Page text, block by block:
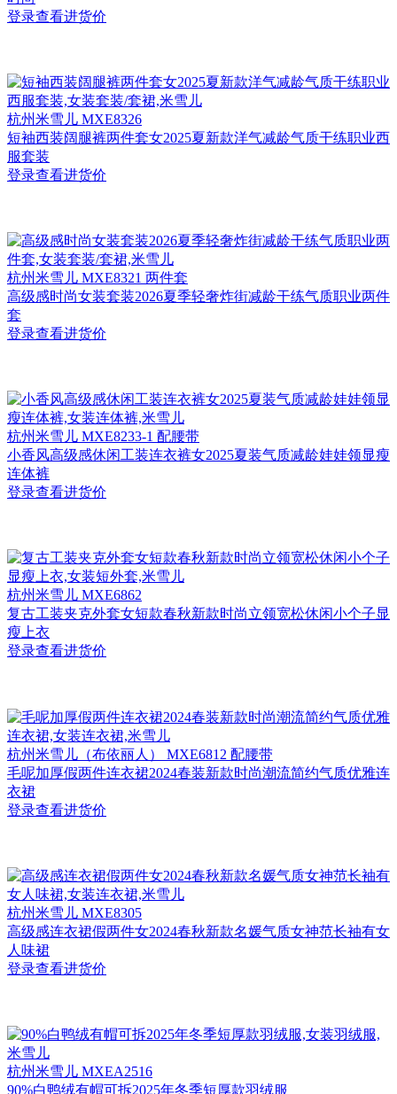
登录查看进货价
杭州米雪儿 MXE8326
短袖西装阔腿裤两件套女2025夏新款洋气减龄气质干练职业西
服套装
登录查看进货价
杭州米雪儿 MXE8321 两件套
高级感时尚女装套装2026夏季轻奢炸街减龄干练气质职业两件
套
登录查看进货价
杭州米雪儿 MXE8233-1 配腰带
小香风高级感休闲工装连衣裤女2025夏装气质减龄娃娃领显瘦
连体裤
登录查看进货价
杭州米雪儿 MXE6862
复古工装夹克外套女短款春秋新款时尚立领宽松休闲小个子显
瘦上衣
登录查看进货价
杭州米雪儿（布依丽人） MXE6812 配腰带
毛呢加厚假两件连衣裙2024春装新款时尚潮流简约气质优雅连
衣裙
登录查看进货价
杭州米雪儿 MXE8305
高级感连衣裙假两件女2024春秋新款名媛气质女神范长袖有女
人味裙
登录查看进货价
杭州米雪儿 MXEA2516
90%白鸭绒有帽可拆2025年冬季短厚款羽绒服